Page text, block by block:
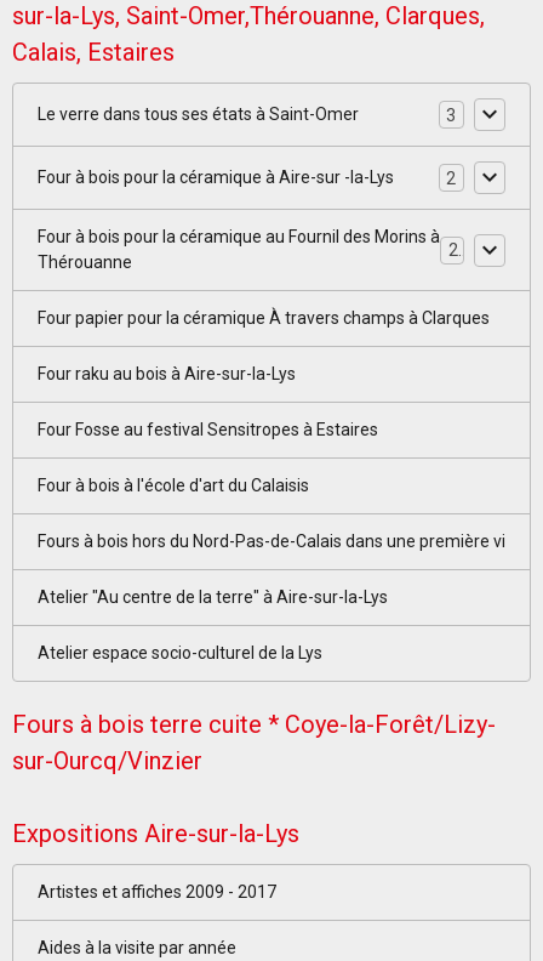
sur-la-Lys, Saint-Omer,Thérouanne, Clarques,
Calais, Estaires
Le verre dans tous ses états à Saint-Omer 3
Four à bois pour la céramique à Aire-sur -la-Lys 2
Four à bois pour la céramique au Fournil des Morins à
Thérouanne
Four papier pour la céramique À travers champs à Clarques
Four raku au bois à Aire-sur-la-Lys
Four Fosse au festival Sensitropes à Estaires
Four à bois à l'école d'art du Calaisis
Fours à bois hors du Nord-Pas-de-Calais dans une première vi
Atelier "Au centre de la terre" à Aire-sur-la-Lys
Atelier espace socio-culturel de la Lys
Fours à bois terre cuite * Coye-la-Forêt/Lizy-
sur-Ourcq/Vinzier
Expositions Aire-sur-la-Lys
Artistes et affiches 2009 - 2017
Aides à la visite par année